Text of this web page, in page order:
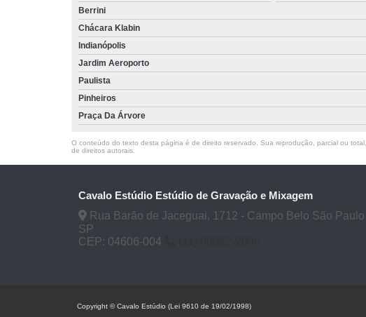
Berrini
Chácara Klabin
Indianópolis
Jardim Aeroporto
Paulista
Pinheiros
Praça Da Árvore
O conteúdo do texto desta página é de direito reservado. Sua reprodução, parcial ou
de direitos autorais
Cavalo Estúdio Estúdio de Gravação e Mixagem
Rua Barão de Jaceguai, 1712 - Campo Belo São Paulo
SP
CEP: 04606-004
Copyright © Cavalo Estúdio (Lei 9610 de 19/02/1998)